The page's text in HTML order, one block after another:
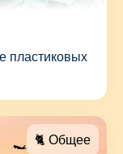
пластиковых
🐈 Общее